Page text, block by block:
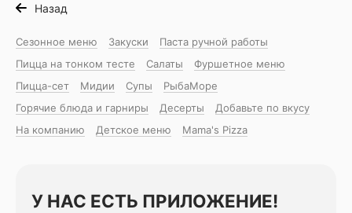
Назад
Сезонное меню Закуски
Паста ручной работы
Пицца на тонком тесте
Салаты
Фуршетное меню
Пицца-сет
Мидии Супы
РыбаМоре
Горячие блюда и гарниры
Десерты
Добавьте по вкусу
На компанию
Детское меню Mama's Pizza
У НАС ЕСТЬ ПРИЛОЖЕНИЕ!